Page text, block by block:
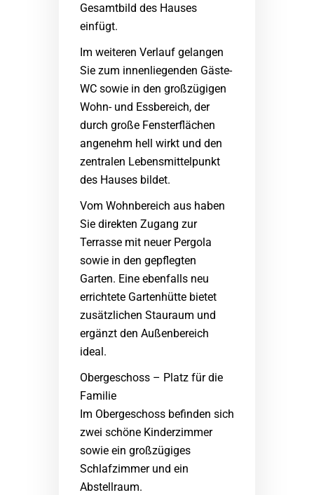
Gesamtbild des Hauses
einfügt.
Im weiteren Verlauf gelangen
Sie zum innenliegenden Gäste-
WC sowie in den großzügigen
Wohn- und Essbereich, der
durch große Fensterflächen
angenehm hell wirkt und den
zentralen Lebensmittelpunkt
des Hauses bildet.
Vom Wohnbereich aus haben
Sie direkten Zugang zur
Terrasse mit neuer Pergola
sowie in den gepflegten
Garten. Eine ebenfalls neu
errichtete Gartenhütte bietet
zusätzlichen Stauraum und
ergänzt den Außenbereich
ideal.
Obergeschoss – Platz für die
Familie
Im Obergeschoss befinden sich
zwei schöne Kinderzimmer
sowie ein großzügiges
Schlafzimmer und ein
Abstellraum.